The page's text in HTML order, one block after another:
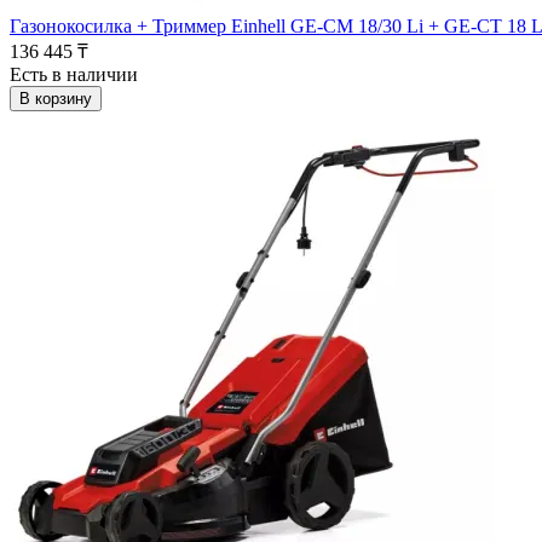
Газонокосилка + Триммер Einhell GE-CM 18/30 Li + GE-CT 18
136 445 ₸
Есть в наличии
В корзину